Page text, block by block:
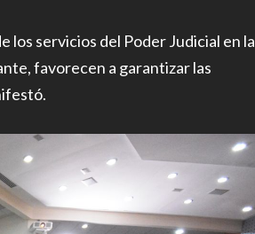
los servicios del Poder Judicial en la
favorecen a garantizar las